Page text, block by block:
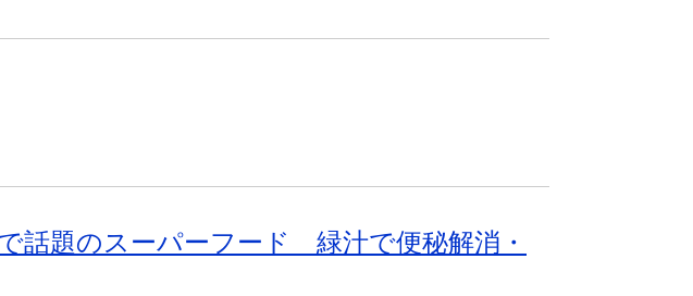
題のスーパーフード 緑汁で便秘解消・